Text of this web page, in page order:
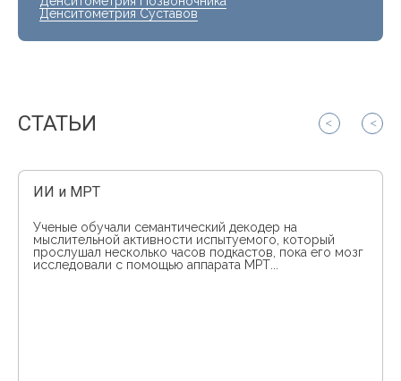
Денситометрия Суставов
СТАТЬИ
ИИ и МРТ
Ученые обучали семантический декодер на
мыслительной активности испытуемого, который
прослушал несколько часов подкастов, пока его мозг
исследовали с помощью аппарата МРТ...